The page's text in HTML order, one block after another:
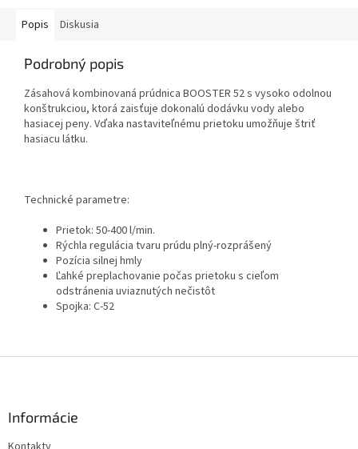
Popis Diskusia
Podrobný popis
Zásahová kombinovaná prúdnica BOOSTER 52 s vysoko odolnou
konštrukciou, ktorá zaisťuje dokonalú dodávku vody alebo
hasiacej peny. Vďaka nastaviteľnému prietoku umožňuje štriť
hasiacu látku.
Technické parametre:
Prietok: 50-400 l/min.
Rýchla regulácia tvaru prúdu plný-rozprášený
Pozícia silnej hmly
Ľahké preplachovanie počas prietoku s cieľom
odstránenia uviaznutých nečistôt
Spojka: C-52
Informácie